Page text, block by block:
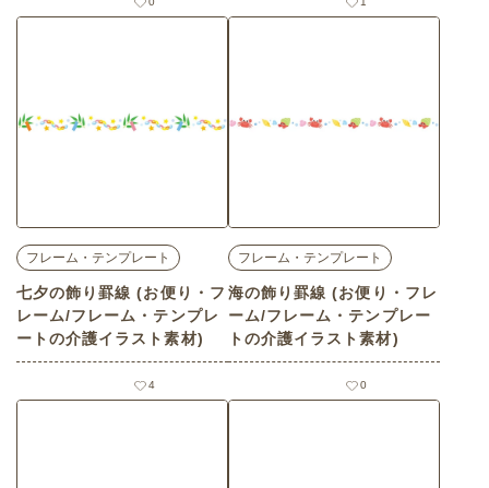
フレーム・テンプレート
七夕の飾り罫線 (お便り・フ
レーム/フレーム・テンプレ
ートの介護イラスト素材)
4
フレーム・テンプレート
海の飾り罫線 (お便り・フレ
ーム/フレーム・テンプレー
トの介護イラスト素材)
0